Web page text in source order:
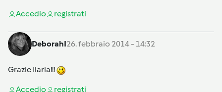
Accedio registrati
DeborahI26. febbraio 2014 - 14:32
Grazie Ilaria!!!
Accedio registrati